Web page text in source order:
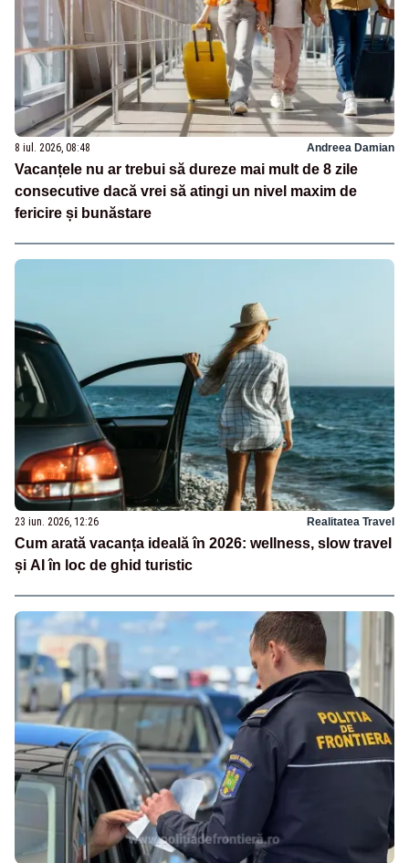
8 iul. 2026, 08:48 Andreea Damian
Vacanțele nu ar trebui să dureze mai mult de 8 zile
consecutive dacă vrei să atingi un nivel maxim de
fericire și bunăstare
23 iun. 2026, 12:26 Realitatea Travel
Cum arată vacanța ideală în 2026: wellness, slow travel
și AI în loc de ghid turistic